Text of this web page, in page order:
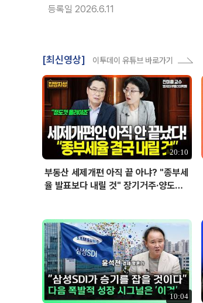
등록일 2026.6.11
[최신영상] 이투데이 유튜브 바로가기
20:10
부동산 세제개편 아직 끝 아냐? "종부세
율 발표보다 내릴 것" 장기거주·양도세
10:04